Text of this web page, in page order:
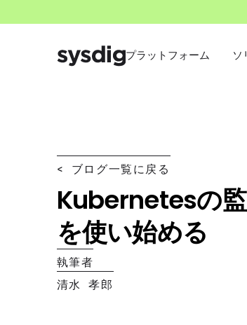
プラットフォーム ソ
< ブログ一覧に戻る
Kubernetesの
を使い始める
執筆者
清水 孝郎